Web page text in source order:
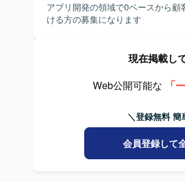
アプリ開発の領域で0ベースから
ける方の募集になります
現在掲載し
Web公開可能な
「
＼登録無料 簡
会員登録して